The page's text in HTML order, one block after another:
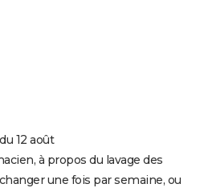
12 août
à propos du lavage des
une fois par semaine, ou